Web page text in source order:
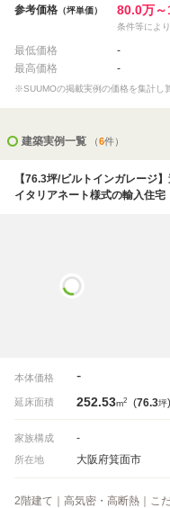
参考価格 （坪単価） 80.0万～
条件等によ
最低価格
-
最高価格
-
※SUUMOの掲載実例の価格を集計し
建築実例一覧 （6件）
【76.3坪/ビルトインガレージ
イタリアネート様式の輸入住宅
本体価格 -
延床面積 252.53m2 (76.3坪)
家族構成 -
所在地 大阪府箕面市
2階建て｜高気密・高断熱｜こ